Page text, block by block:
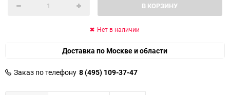
В КОРЗИНУ
Нет в наличии
Доставка по Москве и области
Заказ по телефону 8 (495) 109-37-47